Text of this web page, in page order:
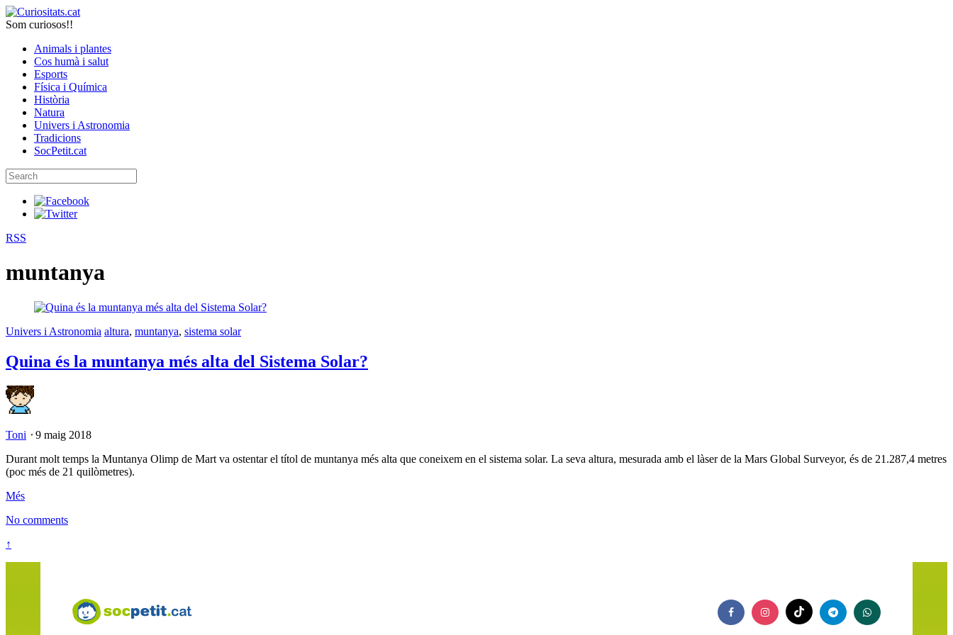
Som curiosos!!
Animals i plantes
Cos humà i salut
Esports
Física i Química
Història
Natura
Univers i Astronomia
Tradicions
SocPetit.cat
RSS
muntanya
Univers i Astronomia altura, muntanya, sistema solar
Quina és la muntanya més alta del Sistema Solar?
Toni ⋅ 9 maig 2018
Durant molt temps la Muntanya Olimp de Mart va ostentar el títol de muntanya més alta que coneixem en el sistema solar. La seva altura, mesurada amb el làser de la Mars Global Surveyor, és de 21.287,4 metres
(poc més de 21 quilòmetres).
Més
No comments
↑